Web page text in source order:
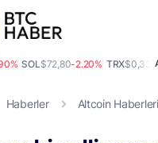
SOL$72,80-2.20% TRX$0,33-
Haberler Altcoin Haberleri